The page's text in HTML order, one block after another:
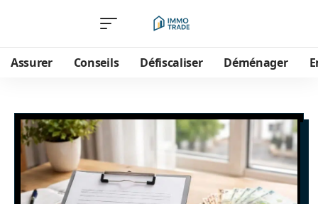
Assurer Conseils Défiscaliser Déménager